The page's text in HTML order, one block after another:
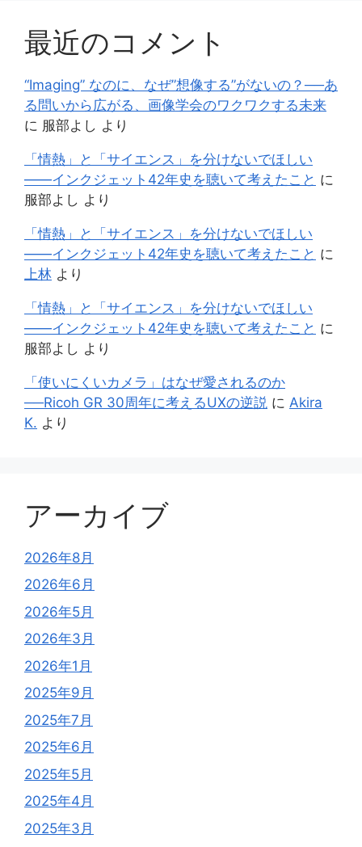
最近のコメント
“Imaging” なのに、なぜ”想像する”がないの？──あ
る問いから広がる、画像学会のワクワクする未来
に 服部よし より
「情熱」と「サイエンス」を分けないでほしい
——インクジェット42年史を聴いて考えたこと に
服部よし より
「情熱」と「サイエンス」を分けないでほしい
——インクジェット42年史を聴いて考えたこと に
上林 より
「情熱」と「サイエンス」を分けないでほしい
——インクジェット42年史を聴いて考えたこと に
服部よし より
「使いにくいカメラ」はなぜ愛されるのか
──Ricoh GR 30周年に考えるUXの逆説 に Akira
K. より
アーカイブ
2026年8月
2026年6月
2026年5月
2026年3月
2026年1月
2025年9月
2025年7月
2025年6月
2025年5月
2025年4月
2025年3月